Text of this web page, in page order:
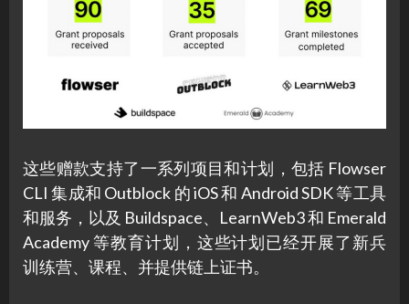
这些赠款支持了一系列项目和计划，包括 Flowser
CLI 集成和 Outblock 的 iOS 和 Android SDK 等工具
和服务，以及 Buildspace、LearnWeb3 和 Emerald
Academy 等教育计划，这些计划已经开展了新兵
训练营、课程、并提供链上证书。